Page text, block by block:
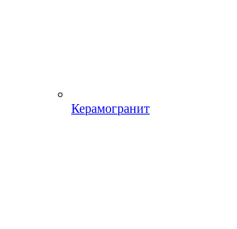
Керамогранит